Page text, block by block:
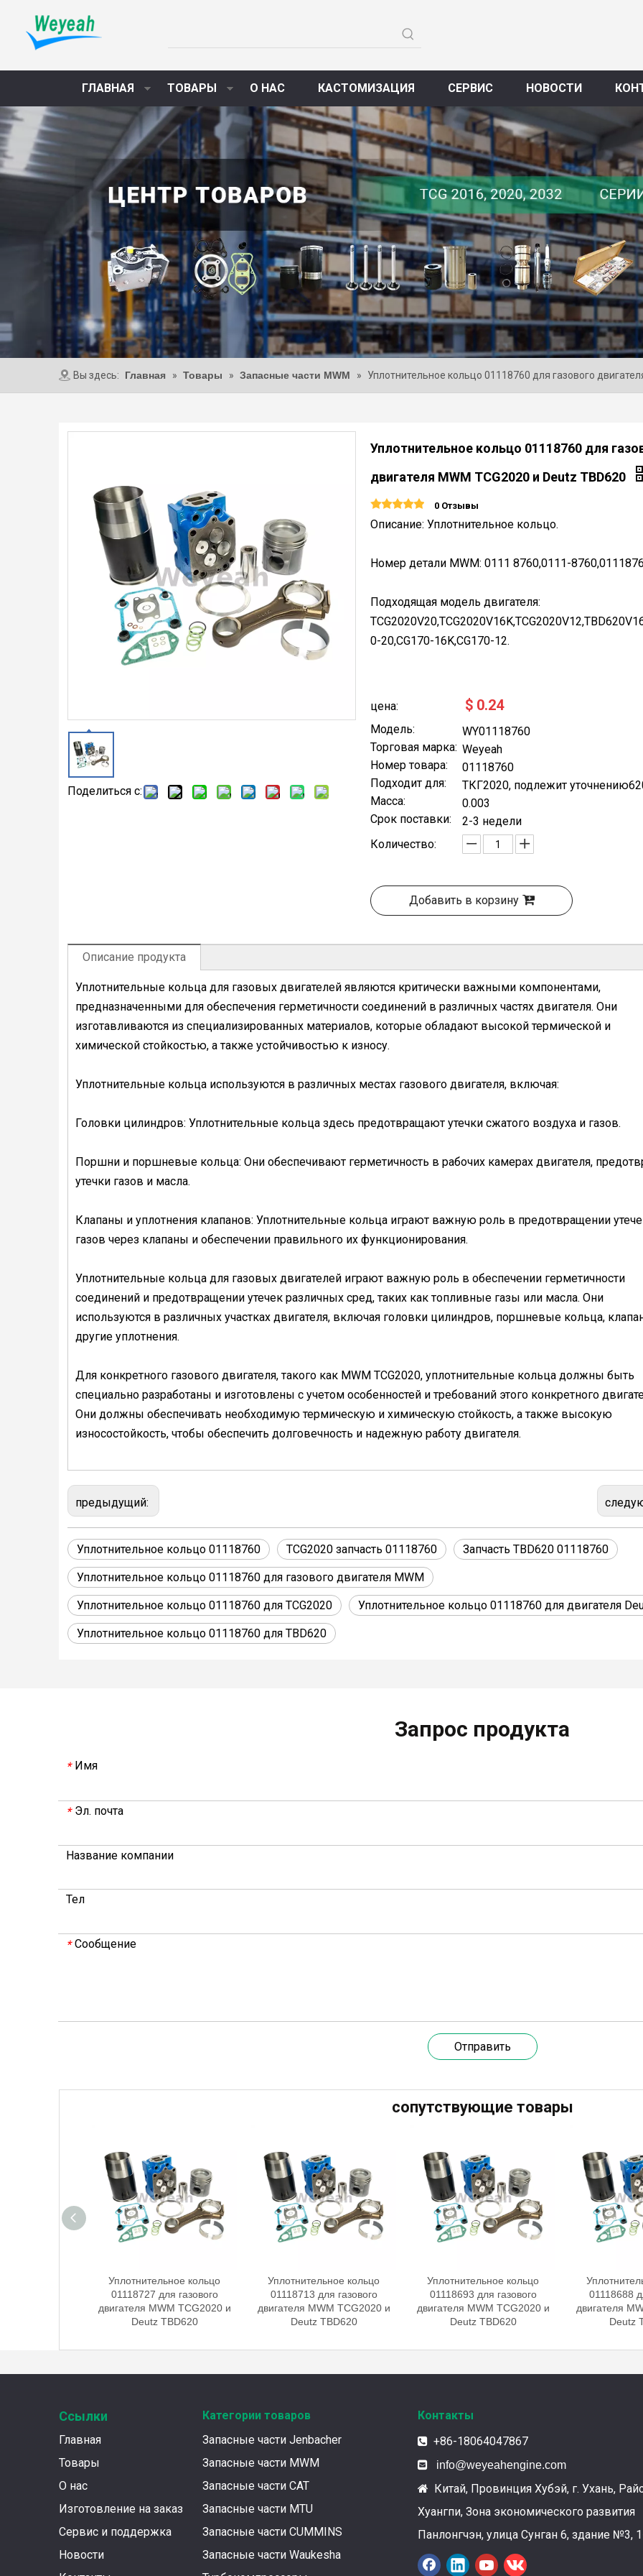
ГЛАВНАЯ ТОВАРЫ О НАС КАСТОМИЗАЦИЯ СЕРВИС НОВОСТИ
Вы здесь: Главная » Товары » Запасные части MWM » Уплотнительное кольцо 01118760 для газового
Поделиться с:
Уплотнительное кольцо 01118760 для
двигателя MWM TCG2020 и Deutz TBD620
0 Отзывы
Описание: Уплотнительное кольцо.
Номер детали MWM: 0111 8760,0111-
Подходящая модель двигателя:
0-20,CG170-16K,CG170-12.
цена: $ 0.24
Модель:
WY01118760
Торговая марка: Weyeah
Номер товара:
01118760
Подходит для:
ТКГ2020, подлежит
Масса:
0.003
Срок поставки:
2-3 недели
Количество:
Добавить в корзину
Описание продукта
Уплотнительные кольца для газовых двигателей являются критически важными компонентами,
предназначенными для обеспечения герметичности соединений в различных частях двигателя. Они
изготавливаются из специализированных материалов, которые обладают высокой термической и
химической стойкостью, а также устойчивостью к износу.
Уплотнительные кольца используются в различных местах газового двигателя, включая:
Головки цилиндров: Уплотнительные кольца здесь предотвращают утечки сжатого воздуха и газов.
Поршни и поршневые кольца: Они обеспечивают герметичность в рабочих камерах двигателя,
утечки газов и масла.
Клапаны и уплотнения клапанов: Уплотнительные кольца играют важную роль в предотвращении
газов через клапаны и обеспечении правильного их функционирования.
Уплотнительные кольца для газовых двигателей играют важную роль в обеспечении герметичности
соединений и предотвращении утечек различных сред, таких как топливные газы или масла. Они
используются в различных участках двигателя, включая головки цилиндров, поршневые кольца,
другие уплотнения.
Для конкретного газового двигателя, такого как MWM TCG2020, уплотнительные кольца должны быть
специально разработаны и изготовлены с учетом особенностей и требований этого конкретного
Они должны обеспечивать необходимую термическую и химическую стойкость, а также высокую
износостойкость, чтобы обеспечить долговечность и надежную работу двигателя.
предыдущий:
Уплотнительное кольцо 01118760 TCG2020 запчасть 01118760 Запчасть TBD620 01118760
Уплотнительное кольцо 01118760 для газового двигателя MWM
Уплотнительное кольцо 01118760 для TCG2020 Уплотнительное кольцо 01118760 для двигателя
Уплотнительное кольцо 01118760 для TBD620
Запрос продукта
* Имя
* Эл. почта
Название компании
Тел
* Сообщение
Отправить
сопутствующие товары
Уплотнительное кольцо
01118727 для газового
двигателя MWM TCG2020 и
Deutz TBD620
Уплотнительное кольцо
01118713 для газового
двигателя MWM TCG2020 и
Deutz TBD620
Уплотнительное кольцо
01118693 для газового
двигателя MWM TCG2020 и
Deutz TBD620
01118688
двигателя
Deutz
Ссылки
Главная
Товары
О нас
Изготовление на заказ
Сервис и поддержка
Новости
Категории товаров
Запасные части Jenbacher
Запасные части MWM
Запасные части CAT
Запасные части MTU
Запасные части CUMMINS
Запасные части Waukesha
Контакты
 +86-18064047867
 info@weyeahengine.com
 Китай, Провинция Хубэй, г. Ухань,
Хуангпи, Зона экономического развития
Панлонгчэн, улица Сунган 6, здание №3,